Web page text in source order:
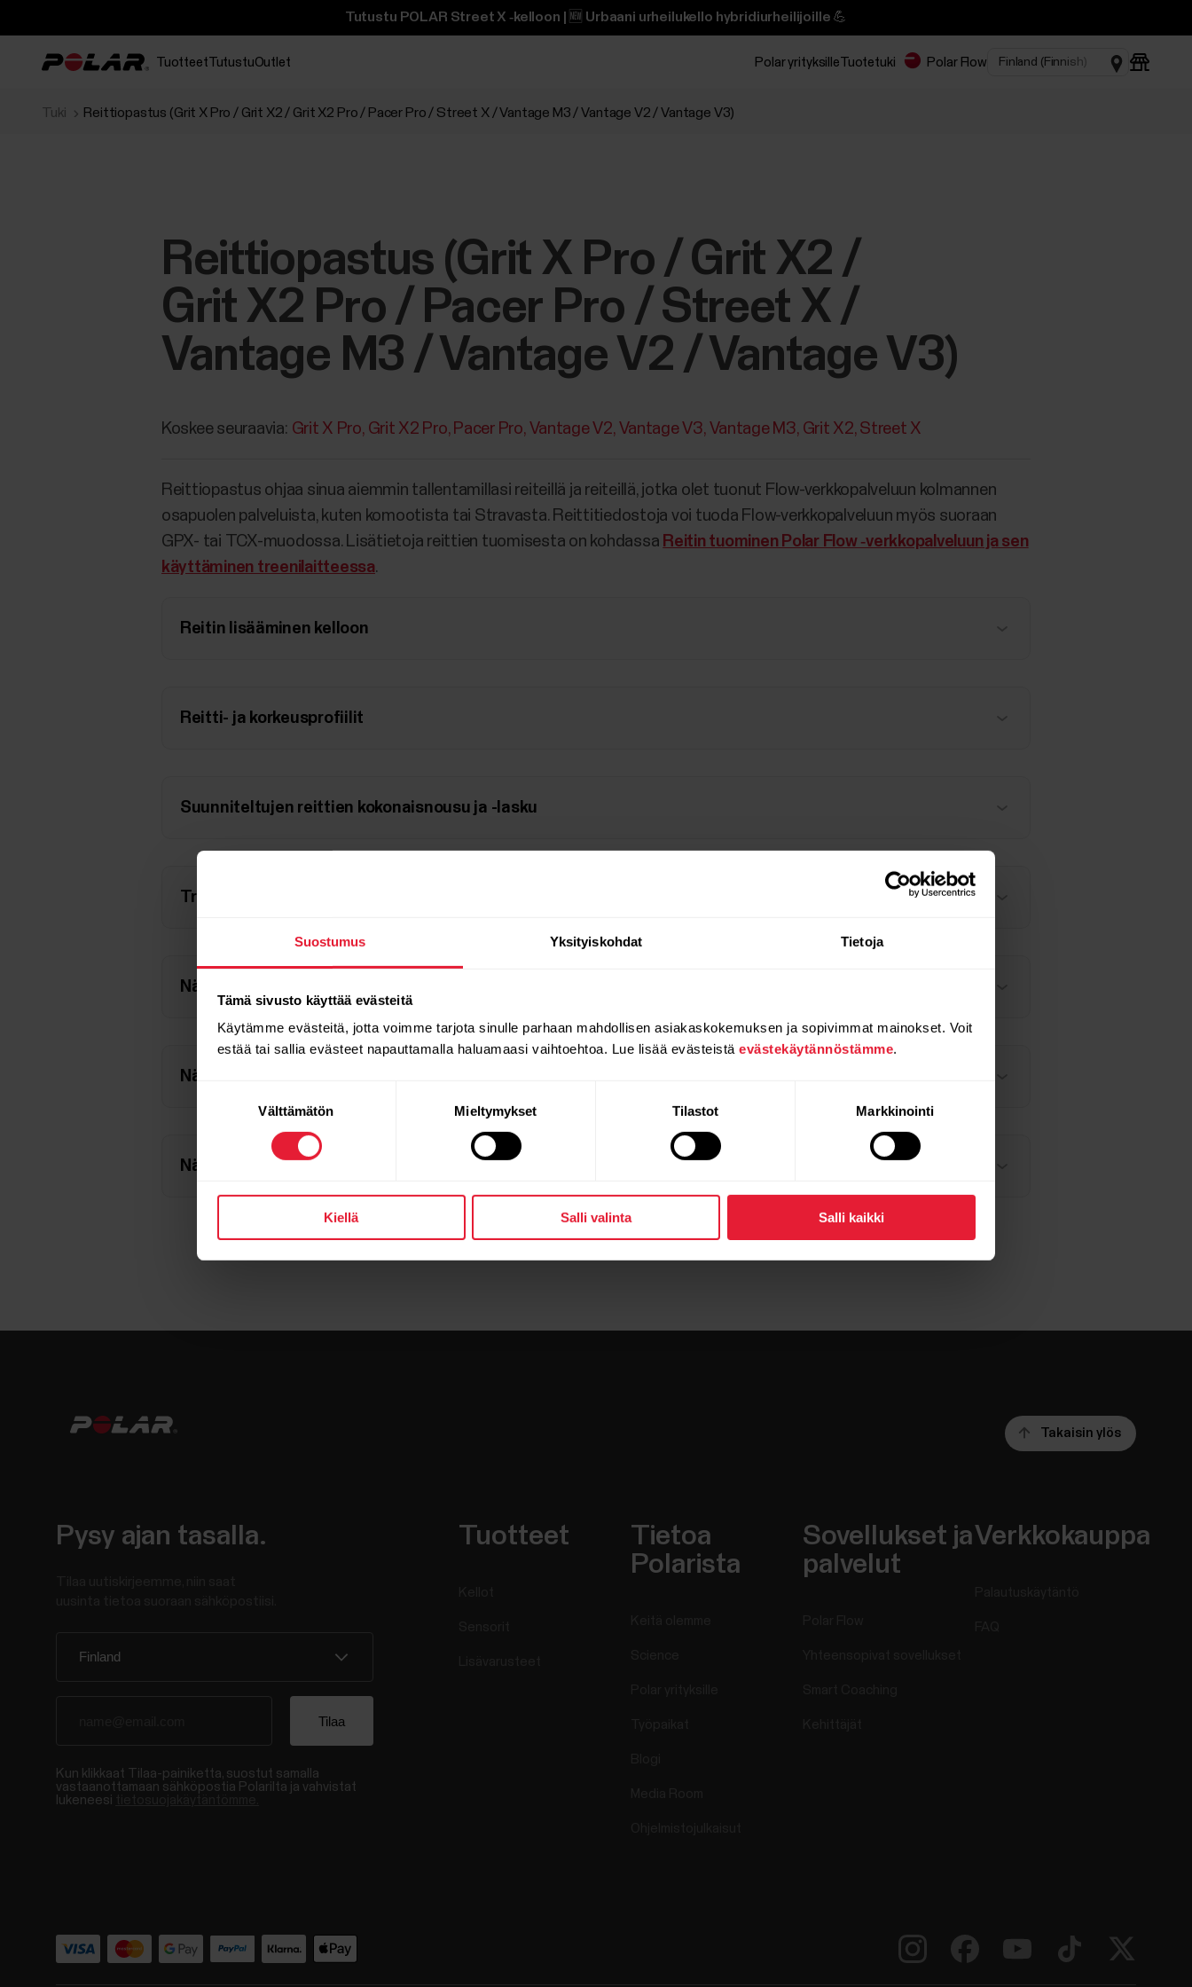
Suostumus Yksityiskohdat Tietoja
Tämä sivusto käyttää evästeitä
Käytämme evästeitä, jotta voimme tarjota sinulle parhaan mahdollisen asiakaskokemuksen ja sopivimmat mainokset. Voit
estää tai sallia evästeet napauttamalla haluamaasi vaihtoehtoa. Lue lisää evästeistä evästekäytännöstämme.
Välttämätön Mieltymykset Tilastot Markkinointi
Kiellä Salli valinta Salli kaikki
Tutustu POLAR Street X ‑kelloon | 🆕 Urbaani urheilukello hybridiurheilijoille 💪
TuotteetTutustuOutlet Polar yrityksilleTuotetuki Polar Flow
Tuki Reittiopastus (Grit X Pro / Grit X2 / Grit X2 Pro / Pacer Pro / Street X / Vantage M3 / Vantage V2 / Vantage V3)
Reittiopastus (Grit X Pro / Grit X2 /
Grit X2 Pro / Pacer Pro / Street X /
Vantage M3 / Vantage V2 / Vantage V3)
Koskee seuraavia: Grit X Pro Grit X2 Pro Pacer Pro Vantage V2 Vantage V3 Vantage M3 Grit X2 Street X
Reittiopastus ohjaa sinua aiemmin tallentamillasi reiteillä ja reiteillä, jotka olet tuonut Flow-verkkopalveluun kolmannen
osapuolen palveluista, kuten komootista tai Stravasta. Reittitiedostoja voi tuoda Flow-verkkopalveluun myös suoraan
GPX- tai TCX-muodossa. Lisätietoja reittien tuomisesta on kohdassa Reitin tuominen Polar Flow ‑verkkopalveluun ja sen
käyttäminen treenilaitteessa.
Reitin lisääminen kelloon
Reitti- ja korkeusprofiilit
Suunniteltujen reittien kokonaisnousu ja -lasku
Treenin aloittaminen reittiopastusta käyttäen
Näytöllä näkyvät tiedot – Grit X2 / Grit X2 Pro / Vantage M3 / Vantage V3
Näytöllä näkyvät tiedot – Grit X Pro / Pacer Pro / Vantage V2
Näytöllä näkyvät tiedot – Street X
Takaisin ylös
Pysy ajan tasalla.
Kun klikkaat Tilaa-painiketta, suostut samalla
vastaanottamaan sähköpostia Polarilta ja vahvistat
lukeneesi
Tuotteet
Tietoa
Polarista
Sovellukset ja
palvelut
Verkkokauppa